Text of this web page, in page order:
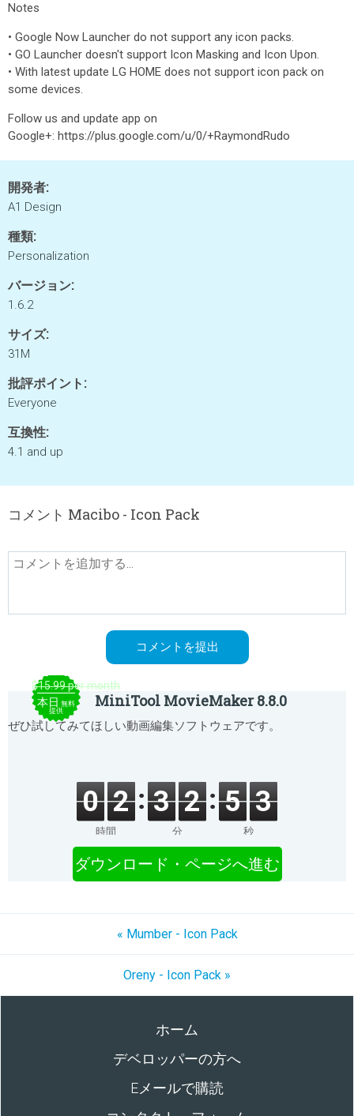
Notes
• Google Now Launcher do not support any icon packs.
• GO Launcher doesn't support Icon Masking and Icon Upon.
• With latest update LG HOME does not support icon pack on
some devices.
Follow us and update app on
Google+: https://plus.google.com/u/0/+RaymondRudo
開発者:
A1 Design
種類:
Personalization
バージョン:
1.6.2
サイズ:
31M
批評ポイント:
Everyone
互換性:
4.1 and up
コメント Macibo - Icon Pack
$15.99 per month
本日 無料
提供
MiniTool MovieMaker 8.8.0
ぜひ試してみてほしい動画編集ソフトウェアです。
0 2
時間
3 2
分
5 3
秒
ダウンロード・ページへ進む
« Mumber - Icon Pack
Oreny - Icon Pack »
ホーム
デベロッパーの方へ
Eメールで購読